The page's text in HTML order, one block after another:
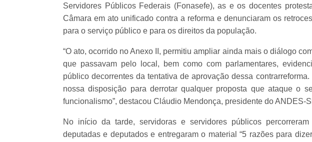
Servidores Públicos Federais (Fonasefe), as e os docentes
Câmara em ato unificado contra a reforma e denunciaram os
para o serviço público e para os direitos da população.
“O ato, ocorrido no Anexo II, permitiu ampliar ainda mais o diálogo
que passavam pelo local, bem como com parlamentares,
público decorrentes da tentativa de aprovação dessa
nossa disposição para derrotar qualquer proposta que ataque o
funcionalismo”, destacou Cláudio Mendonça, presidente do ANDES-
No início da tarde, servidoras e servidores públicos
deputadas e deputados e entregaram o material “5 razões para